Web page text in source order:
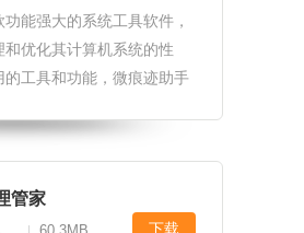
能强大的系统工具软件，
优化其计算机系统的性
工具和功能，微痕迹助手
用户的计算机使用体验。
管家
下载